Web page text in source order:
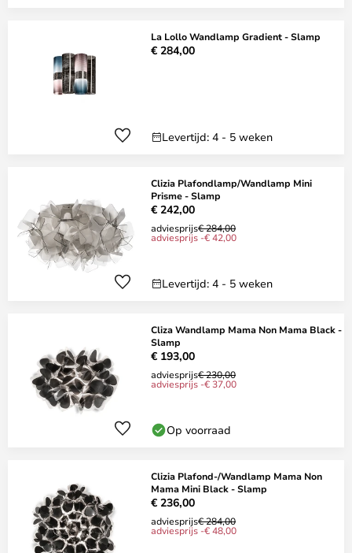
La Lollo Wandlamp Gradient - Slamp
€ 284,00
Levertijd: 4 - 5 weken
Clizia Plafondlamp/Wandlamp Mini
Prisme - Slamp
€ 242,00
adviesprijs€ 284,00
adviesprijs -€ 42,00
Levertijd: 4 - 5 weken
Cliza Wandlamp Mama Non Mama Black -
Slamp
€ 193,00
adviesprijs€ 230,00
adviesprijs -€ 37,00
Op voorraad
Clizia Plafond-/Wandlamp Mama Non
Mama Mini Black - Slamp
€ 236,00
adviesprijs€ 284,00
adviesprijs -€ 48,00